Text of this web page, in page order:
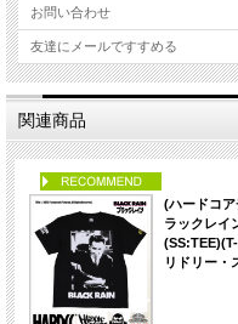
お問い合わせ
友達にメールですすめる
関連商品
(ハードコ
ラックレイ
リドリー・